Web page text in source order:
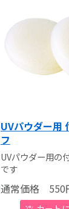
UVパウダー用
フ
UVパウダー用の
です
通常価格550